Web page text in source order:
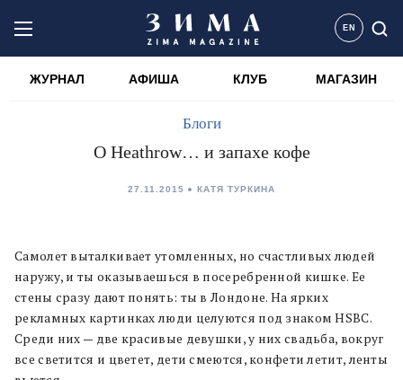
EN
ЖУРНАЛ АФИША КЛУБ МАГАЗИН
Блоги
О Heathrow… и запахе кофе
27.11.2015 КАТЯ ТУРКИНА
Самолет выталкивает утомленных, но счастливых людей
наружу, и ты оказываешься в посеребренной кишке. Ее
стены сразу дают понять: ты в Лондоне. На ярких
рекламных картинках люди целуются под знаком HSBC.
Среди них — две красивые девушки, у них свадьба, вокруг
все светится и цветет, дети смеются, конфети летит, ленты